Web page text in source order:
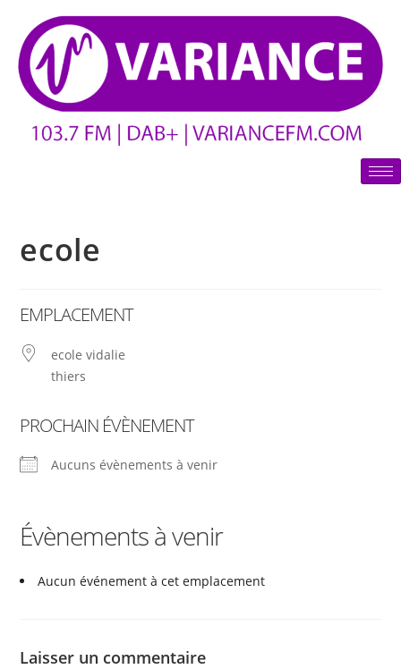
ecole
EMPLACEMENT
ecole vidalie
thiers
PROCHAIN ÉVÈNEMENT
Aucuns évènements à venir
Évènements à venir
Aucun événement à cet emplacement
Laisser un commentaire